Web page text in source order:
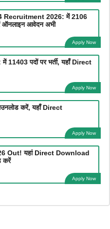
Recruitment 2026: में 2106
ऑनलाइन आवेदन अभी
Apply Now
पदों पर भर्ती, यहाँ Direct
Apply Now
करें, यहाँ Direct
Apply Now
Out! यहां Direct Download
करें
Apply Now